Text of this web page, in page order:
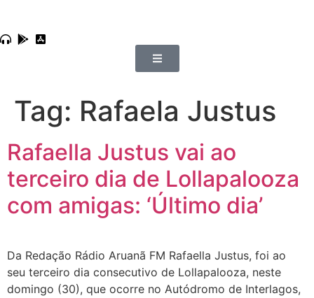
Tag: Rafaela Justus
Rafaella Justus vai ao
terceiro dia de Lollapalooza
com amigas: ‘Último dia’
Da Redação Rádio Aruanã FM Rafaella Justus, foi ao
seu terceiro dia consecutivo de Lollapalooza, neste
domingo (30), que ocorre no Autódromo de Interlagos,